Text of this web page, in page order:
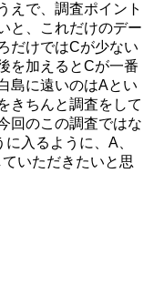
えで、調査ポイント
と、これだけのデー
だけではCが少ない
を加えるとCが一番
島に遠いのはAとい
きちんと調査をして
回のこの調査ではな
入るように、A、
いただきたいと思